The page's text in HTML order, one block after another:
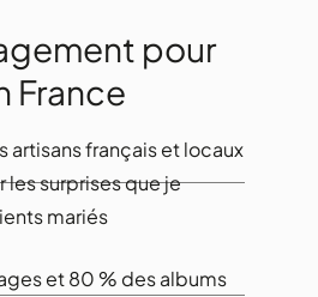
pour
France
artisans français et locaux
surprises que je
mariés
et 80 % des albums